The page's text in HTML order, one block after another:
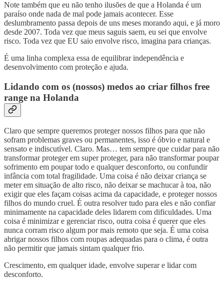
Note também que eu não tenho ilusões de que a Holanda é um
paraíso onde nada de mal pode jamais acontecer. Esse
deslumbramento passa depois de uns meses morando aqui, e já moro
desde 2007. Toda vez que meus saguis saem, eu sei que envolve
risco. Toda vez que EU saio envolve risco, imagina para crianças.
É uma linha complexa essa de equilibrar independência e
desenvolvimento com proteção e ajuda.
Lidando com os (nossos) medos ao criar filhos free
range na Holanda
Claro que sempre queremos proteger nossos filhos para que não
sofram problemas graves ou permanentes, isso é óbvio e natural e
sensato e indiscutível. Claro. Mas… tem sempre que cuidar para não
transformar proteger em super proteger, para não transformar poupar
sofrimento em poupar todo e qualquer desconforto, ou confundir
infância com total fragilidade. Uma coisa é não deixar criança se
meter em situação de alto risco, não deixar se machucar à toa, não
exigir que eles façam coisas acima da capacidade, e proteger nossos
filhos do mundo cruel. É outra resolver tudo para eles e não confiar
minimamente na capacidade deles lidarem com dificuldades. Uma
coisa é minimizar e gerenciar risco, outra coisa é querer que eles
nunca corram risco algum por mais remoto que seja. É uma coisa
abrigar nossos filhos com roupas adequadas para o clima, é outra
não permitir que jamais sintam qualquer frio.
Crescimento, em qualquer idade, envolve superar e lidar com
desconforto.